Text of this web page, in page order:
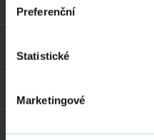
Preferenční
Statistické
Marketingové